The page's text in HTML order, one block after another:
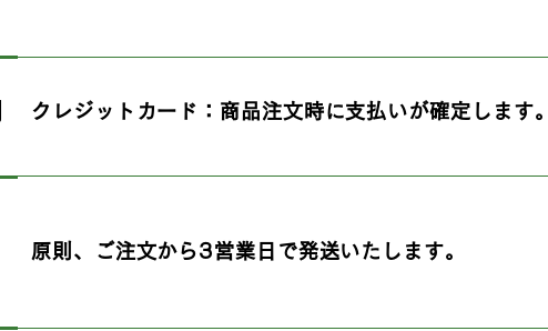
クレジットカード：商品注文時に支払いが確定します。
原則、ご注文から3営業日で発送いたします。